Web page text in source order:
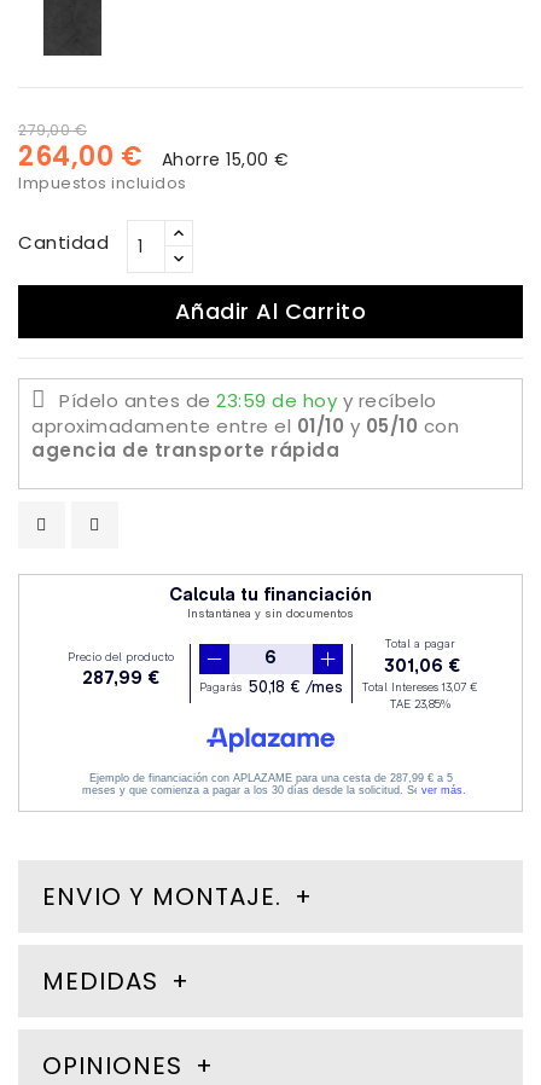
piedra
estuco
279,00 €
264,00 € Ahorre 15,00 €
Impuestos incluidos
Cantidad
Añadir Al Carrito
Pídelo antes de 23:59 de hoy y recíbelo
aproximadamente entre el 01/10 y 05/10 con
agencia de transporte rápida
ENVIO Y MONTAJE.
MEDIDAS
OPINIONES